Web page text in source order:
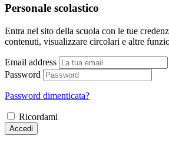
Personale scolastico
Entra nel sito della scuola con le tue
contenuti, visualizzare circolari e altre
Email address
Password
Password dimenticata?
Ricordami
Accedi